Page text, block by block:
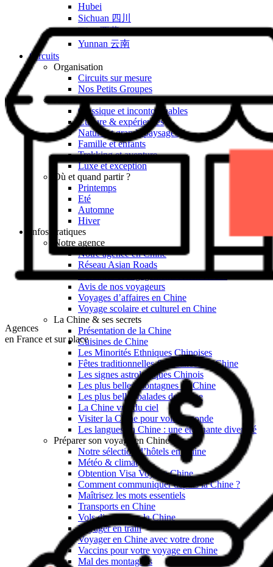
Hubei
Sichuan 四川
Tibet 西藏
Yunnan 云南
Circuits
Organisation
Circuits sur mesure
Nos Petits Groupes
Ambiance
Classique et incontournables
Culture & expériences
Nature et grands paysages
Famille et enfants
Trekking et aventure
Luxe et exception
Où et quand partir ?
Printemps
Eté
Automne
Hiver
Infos pratiques
Notre agence
Notre agence en Chine
Réseau Asian Roads
Avis de nos voyageurs
Voyages d’affaires en Chine
Voyage scolaire et culturel en Chine
La Chine & ses secrets
Présentation de la Chine
Cuisines de Chine
Les Minorités Ethniques Chinoises
Fêtes traditionnelles & vacances en Chine
Les signes astrologiques Chinois
Les plus belles montagnes de Chine
Les plus belles balades de Chine
La Chine vue du ciel
Visiter la Chine pour voir le monde
Les langues en Chine : une étonnante diversité
Préparer son voyage en Chine
Notre sélection d’hôtels en Chine
Météo & climat
Obtention Visa Voyage Chine
Comment communiquer depuis la Chine ?
Maîtrisez les mots essentiels
Transports en Chine
Vols directs vers la Chine
Voyager en train
Voyager en Chine avec votre drone
Vaccins pour votre voyage en Chine
Mal des montagnes
Agences
en France et sur place